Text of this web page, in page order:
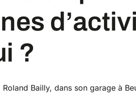
?
Bailly, dans son garage à